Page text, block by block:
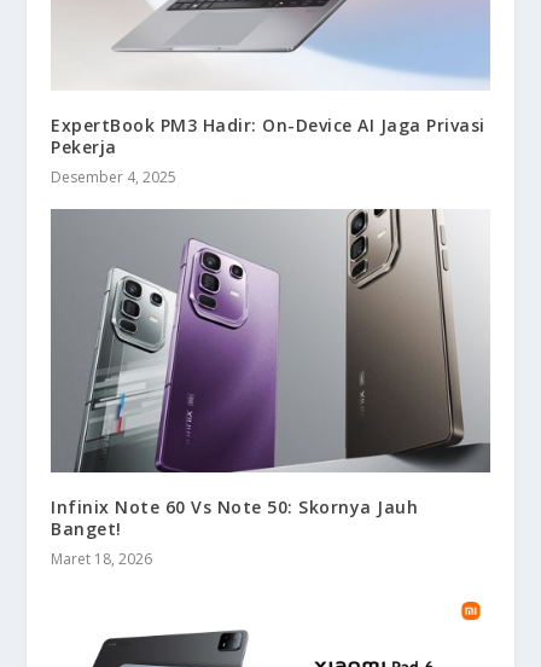
ExpertBook PM3 Hadir: On-Device AI Jaga Privasi
Pekerja
Desember 4, 2025
Infinix Note 60 Vs Note 50: Skornya Jauh
Banget!
Maret 18, 2026